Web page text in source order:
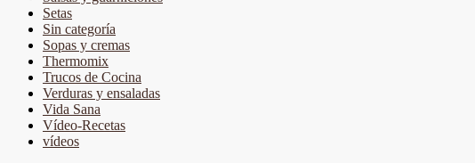
Setas
Sin categoría
Sopas y cremas
Thermomix
Trucos de Cocina
Verduras y ensaladas
Vida Sana
Vídeo-Recetas
vídeos